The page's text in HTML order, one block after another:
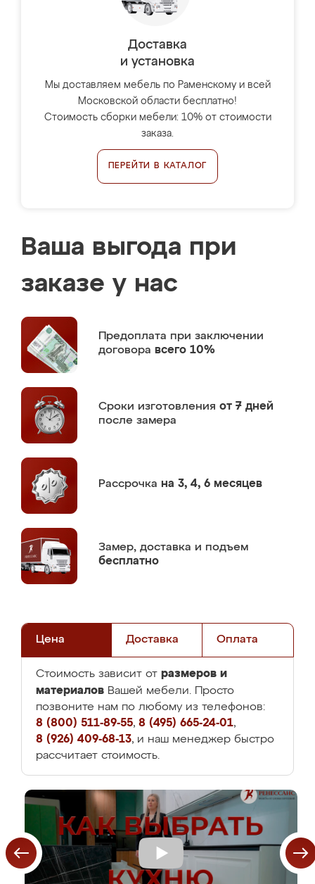
Доставка
и установка
Мы доставляем мебель по Раменскому и всей
Московской области бесплатно!
Стоимость сборки мебели: 10% от стоимости
заказа.
ПЕРЕЙТИ В КАТАЛОГ
Ваша выгода при
заказе у нас
Предоплата при заключении
договора всего 10%
Сроки изготовления от 7 дней
после замера
Рассрочка на 3, 4, 6 месяцев
Замер, доставка и подъем
бесплатно
Цена Доставка Оплата
Стоимость зависит от размеров и
материалов Вашей мебели. Просто
позвоните нам по любому из телефонов:
8 (800) 511-89-55, 8 (495) 665-24-01,
8 (926) 409-68-13, и наш менеджер быстро
рассчитает стоимость.